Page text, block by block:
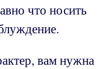
что носить
вам нужна